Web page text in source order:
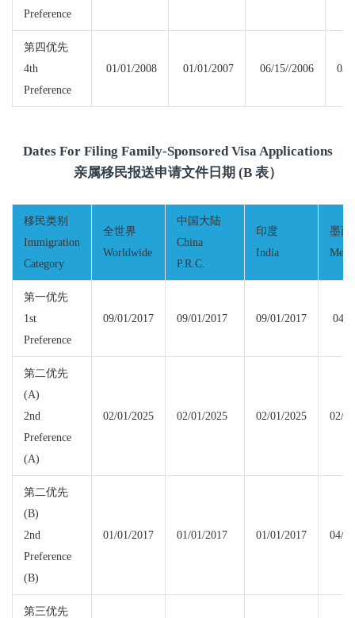
Preference
第四优先
4th
Preference
01/01/2008 01/01/2007 06/15//2006 03/
Dates For Filing Family-Sponsored Visa Applications
亲属移民报送申请文件日期 (B 表）
移民类别
Immigration
Category
全世界
Worldwide
中国大陆
China
P.R.C.
印度
India
墨西
第一优先
1st
Preference
09/01/2017 09/01/2017 09/01/2017 04/
第二优先
(A)
2nd
Preference
(A)
02/01/2025 02/01/2025 02/01/2025 02/
第二优先
(B)
2nd
Preference
(B)
01/01/2017 01/01/2017 01/01/2017 04/
第三优先